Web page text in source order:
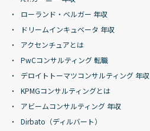
ローランド・ベルガー 年収
ドリームインキュベータ 年収
アクセンチュアとは
PwCコンサルティング 転職
デロイトトーマツコンサルティング 年収
KPMGコンサルティングとは
アビームコンサルティング 年収
Dirbato（ディルバート）